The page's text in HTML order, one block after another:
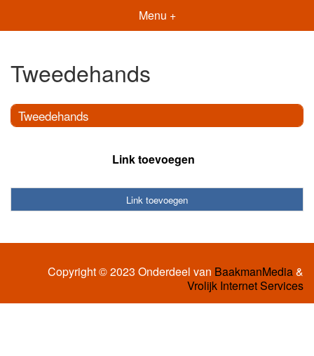
Menu +
Tweedehands
Tweedehands
Link toevoegen
Link toevoegen
Copyright © 2023 Onderdeel van BaakmanMedia&
Vrolijk Internet Services